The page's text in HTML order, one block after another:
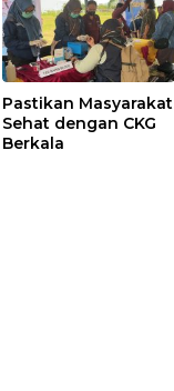
Pastikan Masyarakat
Sehat dengan CKG
Berkala